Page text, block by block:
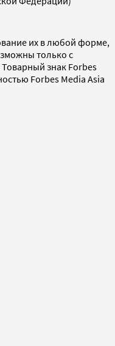
их в любой форме,
только с
знак Forbes
Forbes Media Asia